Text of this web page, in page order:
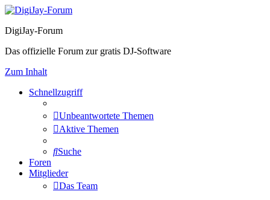
DigiJay-Forum
Das offizielle Forum zur gratis DJ-Software
Zum Inhalt
Schnellzugriff
Unbeantwortete Themen
Aktive Themen
Suche
Foren
Mitglieder
Das Team